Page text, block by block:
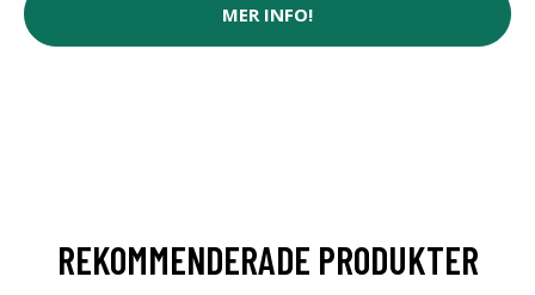
MER INFO!
REKOMMENDERADE PRODUKTER